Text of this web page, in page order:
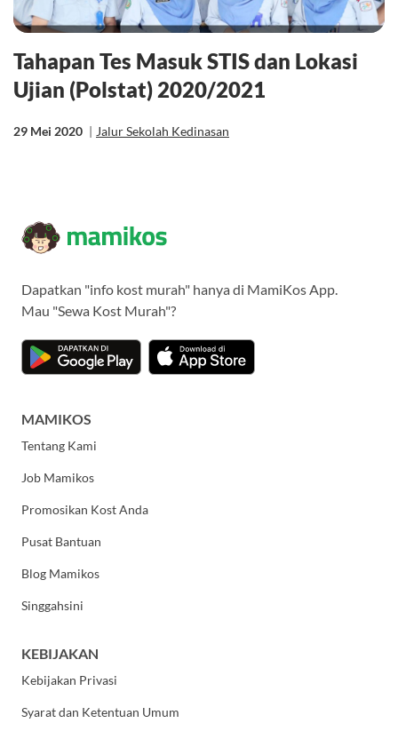
Tahapan Tes Masuk STIS dan Lokasi
Ujian (Polstat) 2020/2021
29 Mei 2020 | Jalur Sekolah Kedinasan
Dapatkan "info kost murah" hanya di MamiKos App.
Mau "Sewa Kost Murah"?
MAMIKOS
Tentang Kami
Job Mamikos
Promosikan Kost Anda
Pusat Bantuan
Blog Mamikos
Singgahsini
KEBIJAKAN
Kebijakan Privasi
Syarat dan Ketentuan Umum